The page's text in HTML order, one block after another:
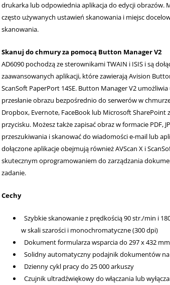
drukarka lub odpowiednia aplikacja do edycji obrazów.
często używanych ustawień skanowania i miejsc
skanowania.
Skanuj do chmury za pomocą Button Manager V2
AD6090 pochodzą ze sterownikami TWAIN i ISIS i są
zaawansowanych aplikacji, które zawierają Avision
ScanSoft PaperPort 14SE. Button Manager V2
przesłanie obrazu bezpośrednio do serwerów w
Dropbox, Evernote, FaceBook lub Microsoft SharePoint
przycisku. Możesz także zapisać obraz w formacie PDF,
przeszukiwania i skanować do wiadomości e-mail lub
dołączone aplikacje obejmują również AVScan X i
skutecznym oprogramowaniem do zarządzania
zadanie.
Cechy
Szybkie skanowanie z prędkością 90 str./min i
w skali szarości i monochromatyczne (300 dpi)
Dokument formularza wsparcia do 297 x 432
Solidny automatyczny podajnik dokumentów
Dzienny cykl pracy do 25 000 arkuszy
Czujnik ultradźwiękowy do włączania lub